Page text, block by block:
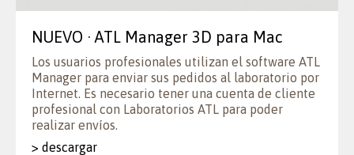
NUEVO · ATL Manager 3D para Mac
Los usuarios profesionales utilizan el software ATL
Manager para enviar sus pedidos al laboratorio por
Internet. Es necesario tener una cuenta de cliente
profesional con Laboratorios ATL para poder
realizar envíos.
> descargar